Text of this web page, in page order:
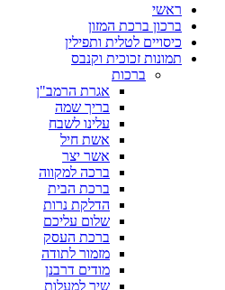
ראשי
ברכון ברכת המזון
כיסויים לטלית ותפילין
תמונות זכוכית וקנבס
ברכות
אגרת הרמב"ן
בריך שמה
עלינו לשבח
אשת חיל
אשר יצר
ברכה למקווה
ברכת הבית
הדלקת נרות
שלום עליכם
ברכת העסק
מזמור לתודה
מודים דרבנן
שיר למעלות